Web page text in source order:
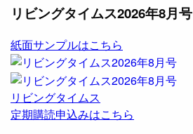
リビングタイムス2026年8月号
紙面サンプルはこちら
リビングタイムス
定期購読申込みはこちら